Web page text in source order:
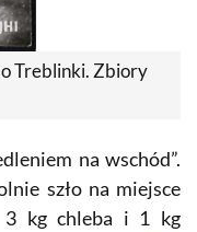
Treblinki. Zbiory
na wschód”.
szło na miejsce
3 kg chleba i 1 kg